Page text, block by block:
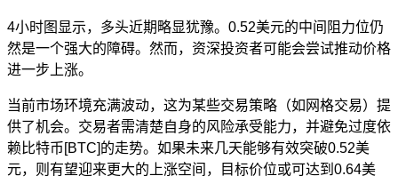
4小时图显示，多头近期略显犹豫。0.52美元的中间阻力位仍
然是一个强大的障碍。然而，资深投资者可能会尝试推动价格
进一步上涨。
当前市场环境充满波动，这为某些交易策略（如网格交易）提
供了机会。交易者需清楚自身的风险承受能力，并避免过度依
赖 比特币[BTC]的走势。如果未来几天能够有效突破0.52美
元，则有望迎来更大的上涨空间，目标价位或可达到0.64美